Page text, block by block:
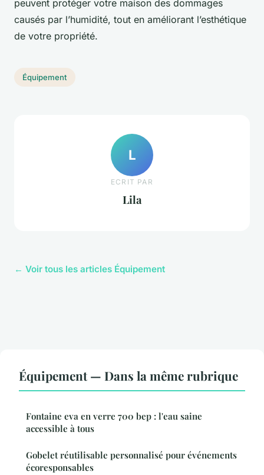
peuvent protéger votre maison des dommages
causés par l’humidité, tout en améliorant l’esthétique
de votre propriété.
Équipement
L
ECRIT PAR
Lila
← Voir tous les articles Équipement
Équipement — Dans la même rubrique
Fontaine eva en verre 700 bep : l'eau saine
accessible à tous
Gobelet réutilisable personnalisé pour événements
écoresponsables